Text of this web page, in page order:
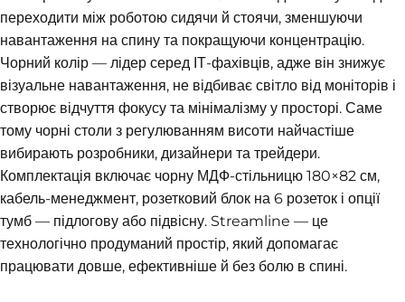
переходити між роботою сидячи й стоячи, зменшуючи
навантаження на спину та покращуючи концентрацію.
Чорний колір — лідер серед ІТ-фахівців, адже він знижує
візуальне навантаження, не відбиває світло від моніторів і
створює відчуття фокусу та мінімалізму у просторі. Саме
тому чорні столи з регулюванням висоти найчастіше
вибирають розробники, дизайнери та трейдери.
Комплектація включає чорну МДФ-стільницю 180×82 см,
кабель-менеджмент, розетковий блок на 6 розеток і опції
тумб — підлогову або підвісну. Streamline — це
технологічно продуманий простір, який допомагає
працювати довше, ефективніше й без болю в спині.